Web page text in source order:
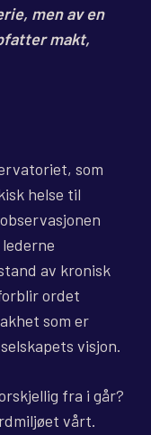
men av en
makt,
som
helse til
av kronisk
ordet
som er
visjon.
fra i går?
vårt.